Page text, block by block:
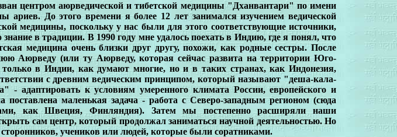
центром аюрведической и тибетской медицины "Дханвантари" по имени
ариев. До этого времени я более 12 лет занимался изучением ведической
медицины, поскольку у нас были для этого соответствующие источники,
в традиции. В 1990 году мне удалось поехать в Индию, где я понял, что
медицина очень близки друг другу, похожи, как родные сестры. После
Аюрведу (или ту Аюрведу, которая сейчас развита на территории Юго-
только в Индии, как думают многие, но и в таких странах, как Индонезия,
с древним ведическим принципом, который называют "деша-кала-
- адаптировать к условиям умеренного климата России, европейского и
поставлена маленькая задача - работа с Северо-западным регионом (сюда
как Швеция, Финляндия). Затем мы постепенно расширяли наши
сам центр, который продолжал заниматься научной деятельностью. Но
учеников или людей, которые были соратниками.